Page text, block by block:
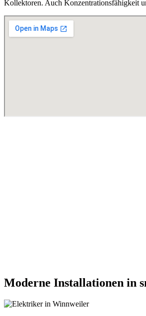
Kollektoren. Auch Konzentrationsfähigkeit
Moderne Installationen in